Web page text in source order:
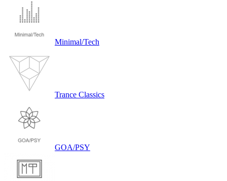
Minimal/Tech
Trance Classics
GOA/PSY